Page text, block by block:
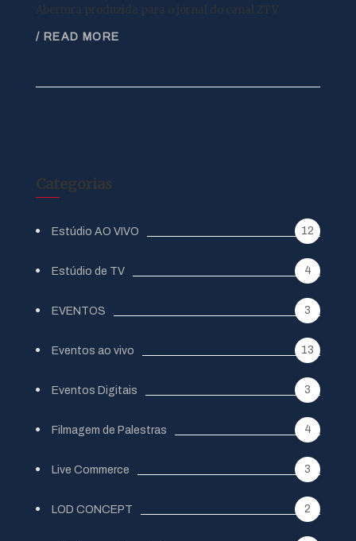
Abertura produzida para o jornal do canal ZTV
/ READ MORE
Categorias
Estúdio AO VIVO 12
Estúdio de TV 4
EVENTOS 3
Eventos ao vivo 13
Eventos Digitais 3
Filmagem de Palestras 4
Live Commerce 3
LOD CONCEPT 2